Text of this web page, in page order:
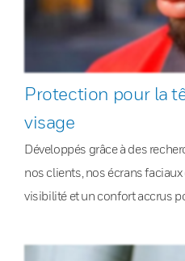
Protection pour la
visage
Développés grâce à des
nos clients, nos écrans
visibilité et un confort accrus